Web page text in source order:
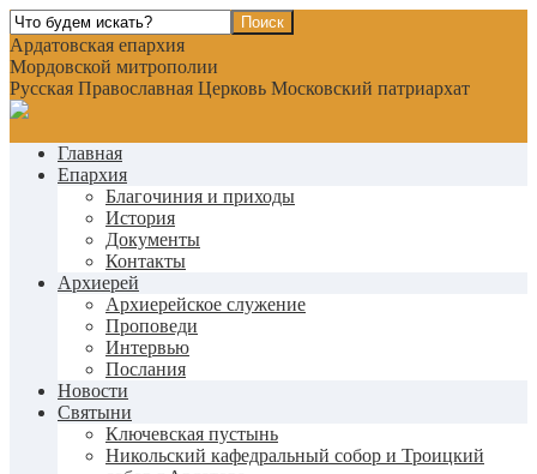
Ардатовская епархия
Мордовской митрополии
Русская Православная Церковь Московский патриархат
Главная
Епархия
Благочиния и приходы
История
Документы
Контакты
Архиерей
Архиерейское служение
Проповеди
Интервью
Послания
Новости
Святыни
Ключевская пустынь
Никольский кафедральный собор и Троицкий